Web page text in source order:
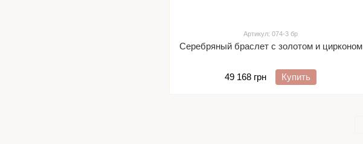
Артикул: 074-3 бр
Серебряный браслет с золотом и цирконом
49 168 грн Купить